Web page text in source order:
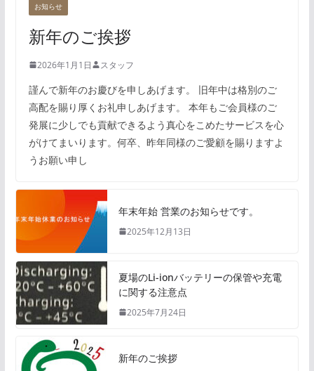
お知らせ
新年のご挨拶
2026年1月1日 スタッフ
謹んで新年のお慶びを申しあげます。 旧年中は格別のご
高配を賜り厚くお礼申しあげます。 本年もご会員様のご
発展に少しでも貢献できるよう真心をこめたサービスを心
がけてまいります。何卒、昨年同様のご愛顧を賜りますよ
うお願い申し
年末年始 営業のお知らせです。
2025年12月13日
夏場のLi-ionバッテリーの保管や充電
に関する注意点
2025年7月24日
新年のご挨拶